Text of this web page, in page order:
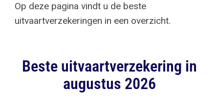
Op deze pagina vindt u de beste
uitvaartverzekeringen in een overzicht.
Beste uitvaartverzekering in
augustus 2026